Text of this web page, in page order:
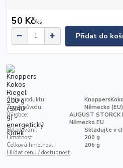
50 Kč/ks
Přidat do
Číslo produktu:
Země původu:
Německo (EU)
Výrobce:
AUGUST
Německo EU
Skladování:
Skladujte v
Hmotnost:
200 g
Celková hmotnost:
206 g
Hlídat cenu / dostupnost